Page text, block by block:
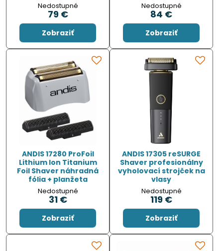
Nedostupné
79 €
Zobraziť
Nedostupné
84 €
Zobraziť
ANDIS 17280 ProFoil
Lithium Ion Titanium
Foil Shaver náhradná
fólia + planžeta
Nedostupné
31 €
Zobraziť
ANDIS 17305 reSURGE
Shaver profesionálny
vyholovací strojček na
vlasy
Nedostupné
119 €
Zobraziť